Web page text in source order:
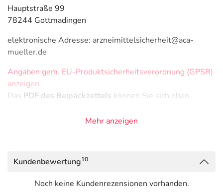
Hauptstraße 99
78244 Gottmadingen
elektronische Adresse: arzneimittelsicherheit@aca-
mueller.de
Angaben gem. EU-Produktsicherheitsverordnung (GPSR)
anzeigen
Das PDF des Beipackzettels können Sie sich oben
Mehr anzeigen
Kundenbewertung10
Noch keine Kundenrezensionen vorhanden.